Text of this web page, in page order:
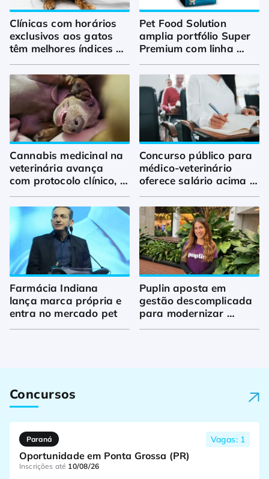
Clínicas com horários
exclusivos aos gatos
têm melhores índices
Pet Food Solution
amplia portfólio Super
Premium com linha
Cannabis medicinal na
veterinária avança
com protocolo clínico,
regulamentação
Concurso público para
médico-veterinário
oferece salário acima
Farmácia Indiana
lança marca própria e
entra no mercado pet
Puplin aposta em
gestão descomplicada
para modernizar
Concursos
Paraná Vagas: 1
Oportunidade em Ponta Grossa (PR)
Inscrições até 10/08/26